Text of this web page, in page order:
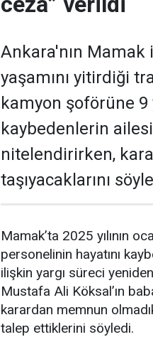
Ankara'nın Mamak
yaşamını yitirdiği
kamyon şoförüne 9
kaybedenlerin
nitelendirirken,
taşıyacaklarını
Mamak’ta 2025 yılının
personelinin hayatını
ilişkin yargı süreci
Mustafa Ali Köksal’ın
karardan memnun
talep ettiklerini söyledi.